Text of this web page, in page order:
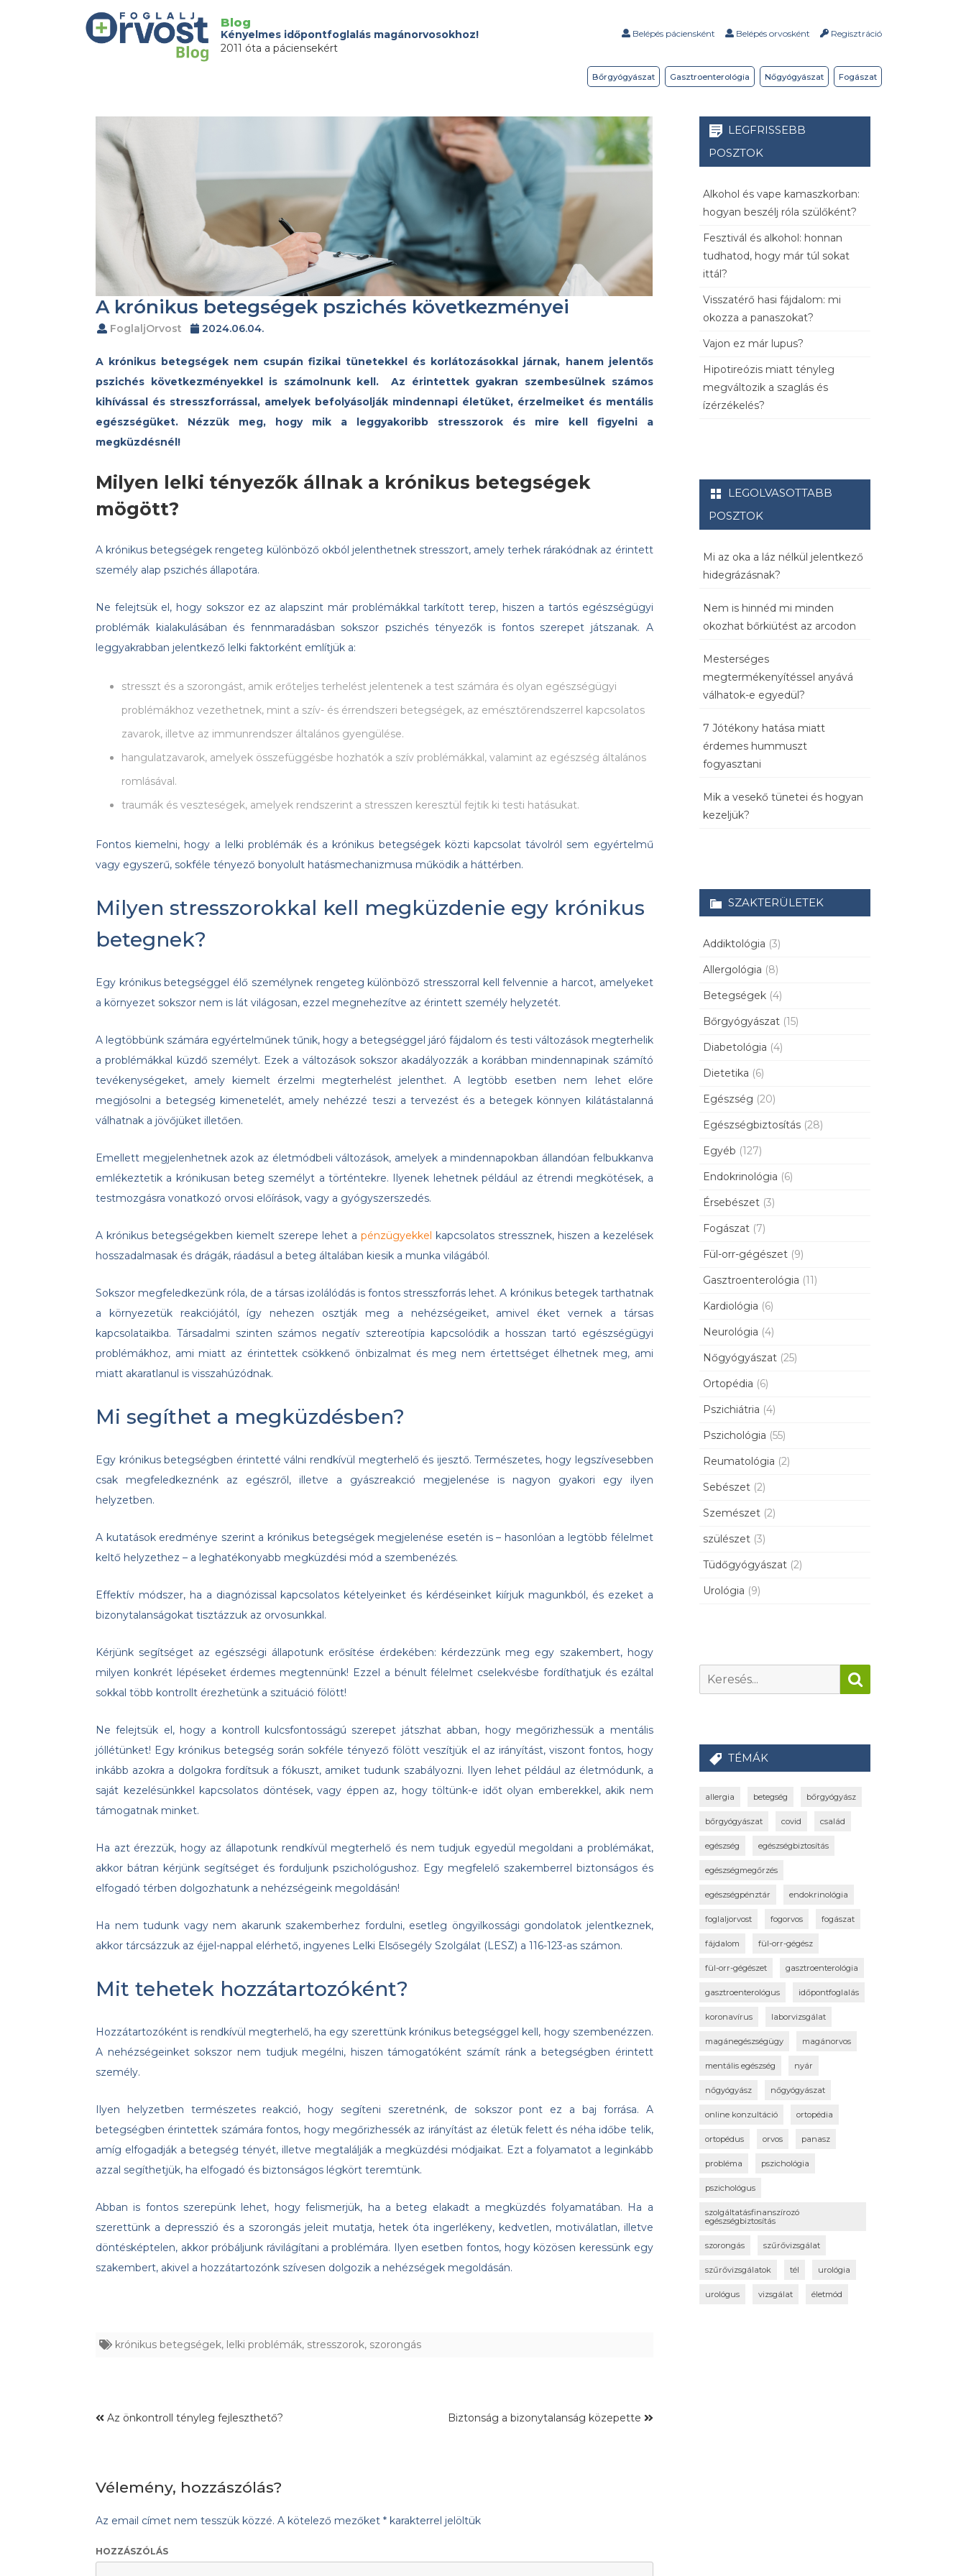
Blog
Kényelmes időpontfoglalás magánorvosokhoz!
2011 óta a páciensekért
Belépés páciensként Belépés orvosként Regisztráció
Fogászat
Nőgyógyászat
Gasztroenterológia
Bőrgyógyászat
A krónikus betegségek pszichés következményei
FoglaljOrvost 2024.06.04.
A krónikus betegségek nem csupán fizikai tünetekkel és korlátozásokkal járnak, hanem jelentős
pszichés következményekkel is számolnunk kell. Az érintettek gyakran szembesülnek számos
kihívással és stresszforrással, amelyek befolyásolják mindennapi életüket, érzelmeiket és mentális
egészségüket. Nézzük meg, hogy mik a leggyakoribb stresszorok és mire kell figyelni a
megküzdésnél!
Milyen lelki tényezők állnak a krónikus betegségek
mögött?
A krónikus betegségek rengeteg különböző okból jelenthetnek stresszort, amely terhek rárakódnak az érintett
személy alap pszichés állapotára.
Ne felejtsük el, hogy sokszor ez az alapszint már problémákkal tarkított terep, hiszen a tartós egészségügyi
problémák kialakulásában és fennmaradásban sokszor pszichés tényezők is fontos szerepet játszanak. A
leggyakrabban jelentkező lelki faktorként említjük a:
stresszt és a szorongást, amik erőteljes terhelést jelentenek a test számára és olyan egészségügyi
problémákhoz vezethetnek, mint a szív- és érrendszeri betegségek, az emésztőrendszerrel kapcsolatos
zavarok, illetve az immunrendszer általános gyengülése.
hangulatzavarok, amelyek összefüggésbe hozhatók a szív problémákkal, valamint az egészség általános
romlásával.
traumák és veszteségek, amelyek rendszerint a stresszen keresztül fejtik ki testi hatásukat.
Fontos kiemelni, hogy a lelki problémák és a krónikus betegségek közti kapcsolat távolról sem egyértelmű
vagy egyszerű, sokféle tényező bonyolult hatásmechanizmusa működik a háttérben.
Milyen stresszorokkal kell megküzdenie egy krónikus
betegnek?
Egy krónikus betegséggel élő személynek rengeteg különböző stresszorral kell felvennie a harcot, amelyeket
a környezet sokszor nem is lát világosan, ezzel megnehezítve az érintett személy helyzetét.
A legtöbbünk számára egyértelműnek tűnik, hogy a betegséggel járó fájdalom és testi változások megterhelik
a problémákkal küzdő személyt. Ezek a változások sokszor akadályozzák a korábban mindennapinak számító
tevékenységeket, amely kiemelt érzelmi megterhelést jelenthet. A legtöbb esetben nem lehet előre
megjósolni a betegség kimenetelét, amely nehézzé teszi a tervezést és a betegek könnyen kilátástalanná
válhatnak a jövőjüket illetően.
Emellett megjelenhetnek azok az életmódbeli változások, amelyek a mindennapokban állandóan felbukkanva
emlékeztetik a krónikusan beteg személyt a történtekre. Ilyenek lehetnek például az étrendi megkötések, a
testmozgásra vonatkozó orvosi előírások, vagy a gyógyszerszedés.
A krónikus betegségekben kiemelt szerepe lehet a pénzügyekkel
kapcsolatos stressznek, hiszen a kezelések
hosszadalmasak és drágák, ráadásul a beteg általában kiesik a munka világából.
Sokszor megfeledkezünk róla, de a társas izolálódás is fontos stresszforrás lehet. A krónikus betegek tarthatnak
a környezetük reakciójától, így nehezen osztják meg a nehézségeiket, amivel éket vernek a társas
kapcsolataikba. Társadalmi szinten számos negatív sztereotípia kapcsolódik a hosszan tartó egészségügyi
problémákhoz, ami miatt az érintettek csökkenő önbizalmat és meg nem értettséget élhetnek meg, ami
miatt akaratlanul is visszahúzódnak.
Mi segíthet a megküzdésben?
Egy krónikus betegségben érintetté válni rendkívül megterhelő és ijesztő. Természetes, hogy legszívesebben
csak megfeledkeznénk az egészről, illetve a gyászreakció megjelenése is nagyon gyakori egy ilyen
helyzetben.
A kutatások eredménye szerint a krónikus betegségek megjelenése esetén is – hasonlóan a legtöbb félelmet
keltő helyzethez – a leghatékonyabb megküzdési mód a szembenézés.
Effektív módszer, ha a diagnózissal kapcsolatos kételyeinket és kérdéseinket kiírjuk magunkból, és ezeket a
bizonytalanságokat tisztázzuk az orvosunkkal.
Kérjünk segítséget az egészségi állapotunk erősítése érdekében: kérdezzünk meg egy szakembert, hogy
milyen konkrét lépéseket érdemes megtennünk! Ezzel a bénult félelmet cselekvésbe fordíthatjuk és ezáltal
sokkal több kontrollt érezhetünk a szituáció fölött!
Ne felejtsük el, hogy a kontroll kulcsfontosságú szerepet játszhat abban, hogy megőrizhessük a mentális
jóllétünket! Egy krónikus betegség során sokféle tényező fölött veszítjük el az irányítást, viszont fontos, hogy
inkább azokra a dolgokra fordítsuk a fókuszt, amiket tudunk szabályozni. Ilyen lehet például az életmódunk, a
saját kezelésünkkel kapcsolatos döntések, vagy éppen az, hogy töltünk-e időt olyan emberekkel, akik nem
támogatnak minket.
Ha azt érezzük, hogy az állapotunk rendkívül megterhelő és nem tudjuk egyedül megoldani a problémákat,
akkor bátran kérjünk segítséget és forduljunk pszichológushoz. Egy megfelelő szakemberrel biztonságos és
elfogadó térben dolgozhatunk a nehézségeink megoldásán!
Ha nem tudunk vagy nem akarunk szakemberhez fordulni, esetleg öngyilkossági gondolatok jelentkeznek,
akkor tárcsázzuk az éjjel-nappal elérhető, ingyenes Lelki Elsősegély Szolgálat (LESZ) a 116-123-as számon.
Mit tehetek hozzátartozóként?
Hozzátartozóként is rendkívül megterhelő, ha egy szerettünk krónikus betegséggel kell, hogy szembenézzen.
A nehézségeinket sokszor nem tudjuk megélni, hiszen támogatóként számít ránk a betegségben érintett
személy.
Ilyen helyzetben természetes reakció, hogy segíteni szeretnénk, de sokszor pont ez a baj forrása. A
betegségben érintettek számára fontos, hogy megőrizhessék az irányítást az életük felett és néha időbe telik,
amíg elfogadják a betegség tényét, illetve megtalálják a megküzdési módjaikat. Ezt a folyamatot a leginkább
azzal segíthetjük, ha elfogadó és biztonságos légkört teremtünk.
Abban is fontos szerepünk lehet, hogy felismerjük, ha a beteg elakadt a megküzdés folyamatában. Ha a
szerettünk a depresszió és a szorongás jeleit mutatja, hetek óta ingerlékeny, kedvetlen, motiválatlan, illetve
döntésképtelen, akkor próbáljunk rávilágítani a problémára. Ilyen esetben fontos, hogy közösen keressünk egy
szakembert, akivel a hozzátartozónk szívesen dolgozik a nehézségek megoldásán.
krónikus betegségek, lelki problémák, stresszorok, szorongás
Az önkontroll tényleg fejleszthető? Biztonság a bizonytalanság közepette
Vélemény, hozzászólás?
Az email címet nem tesszük közzé. A kötelező mezőket * karakterrel jelöltük
HOZZÁSZÓLÁS
LEGFRISSEBB
POSZTOK
Alkohol és vape kamaszkorban:
hogyan beszélj róla szülőként?
Fesztivál és alkohol: honnan
tudhatod, hogy már túl sokat
ittál?
Visszatérő hasi fájdalom: mi
okozza a panaszokat?
Vajon ez már lupus?
Hipotireózis miatt tényleg
megváltozik a szaglás és
ízérzékelés?
LEGOLVASOTTABB
POSZTOK
Mi az oka a láz nélkül jelentkező
hidegrázásnak?
Nem is hinnéd mi minden
okozhat bőrkiütést az arcodon
Mesterséges
megtermékenyítéssel anyává
válhatok-e egyedül?
7 Jótékony hatása miatt
érdemes hummuszt
fogyasztani
Mik a vesekő tünetei és hogyan
kezeljük?
SZAKTERÜLETEK
Addiktológia (3)
Allergológia (8)
Betegségek (4)
Bőrgyógyászat (15)
Diabetológia (4)
Dietetika (6)
Egészség (20)
Egészségbiztosítás (28)
Egyéb (127)
Endokrinológia (6)
Érsebészet (3)
Fogászat (7)
Fül-orr-gégészet (9)
Gasztroenterológia (11)
Kardiológia (6)
Neurológia (4)
Nőgyógyászat (25)
Ortopédia (6)
Pszichiátria (4)
Pszichológia (55)
Reumatológia (2)
Sebészet (2)
Szemészet (2)
szülészet (3)
Tüdőgyógyászat (2)
Urológia (9)
TÉMÁK
allergia betegség bőrgyógyász
bőrgyógyászat covid család
egészség egészségbiztosítás
egészségmegőrzés
egészségpénztár endokrinológia
foglaljorvost fogorvos fogászat
fájdalom fül-orr-gégész
fül-orr-gégészet gasztroenterológia
gasztroenterológus időpontfoglalás
koronavírus laborvizsgálat
magánegészségügy magánorvos
mentális egészség nyár
nőgyógyász nőgyógyászat
online konzultáció ortopédia
ortopédus orvos panasz
probléma pszichológia
pszichológus
szolgáltatásfinanszírozó
egészségbiztosítás
szorongás szűrővizsgálat
szűrővizsgálatok tél urológia
urológus vizsgálat életmód